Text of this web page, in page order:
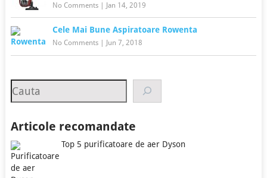
No Comments| Jan 14, 2019
Cele Mai Bune Aspiratoare Rowenta
No Comments| Jun 7, 2018
Search
Articole recomandate
Top 5 purificatoare de aer Dyson